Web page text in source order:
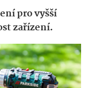
pro vyšší
zařízení.